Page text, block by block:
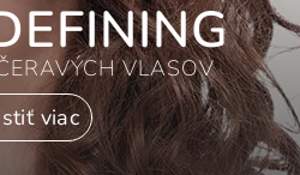
VLASOV
viac